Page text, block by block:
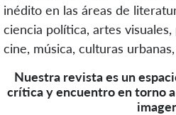
inédito en las áreas de
ciencia política, artes visuales,
cine, música, culturas
Nuestra revista es un
crítica y encuentro en torno